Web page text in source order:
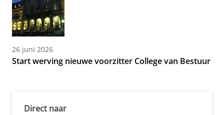
26 juni 2026
Start werving nieuwe voorzitter College van Bestuur
Direct naar